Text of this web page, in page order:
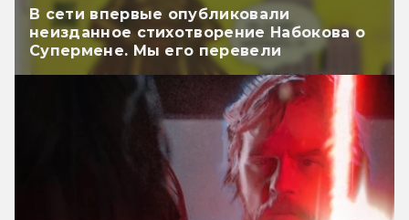
В сети впервые опубликовали
неизданное стихотворение Набокова о
Супермене. Мы его перевели